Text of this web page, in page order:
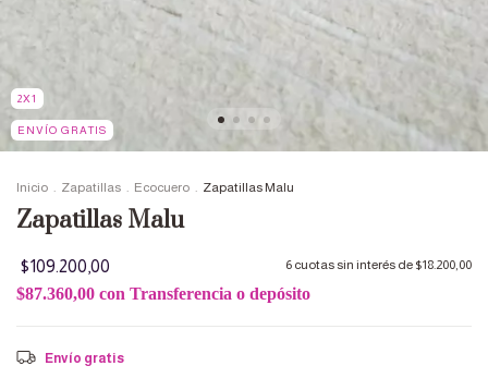
2X1
ENVÍO GRATIS
Inicio . Zapatillas . Ecocuero . Zapatillas Malu
Zapatillas Malu
$109.200,00 6 cuotas sin interés de $18.200,00
$87.360,00 con Transferencia o depósito
Envío gratis